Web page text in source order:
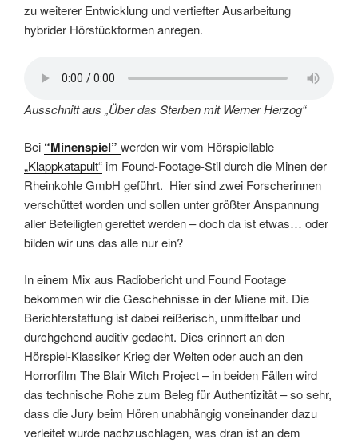
zu weiterer Entwicklung und vertiefter Ausarbeitung
hybrider Hörstückformen anregen.
Ausschnitt aus „Über das Sterben mit Werner Herzog“
Bei “Minenspiel” werden wir vom Hörspiellable
„Klappkatapult“ im Found-Footage-Stil durch die Minen der
Rheinkohle GmbH geführt. Hier sind zwei Forscherinnen
verschüttet worden und sollen unter größter Anspannung
aller Beteiligten gerettet werden – doch da ist etwas… oder
bilden wir uns das alle nur ein?
In einem Mix aus Radiobericht und Found Footage
bekommen wir die Geschehnisse in der Miene mit. Die
Berichterstattung ist dabei reißerisch, unmittelbar und
durchgehend auditiv gedacht. Dies erinnert an den
Hörspiel-Klassiker Krieg der Welten oder auch an den
Horrorfilm The Blair Witch Project – in beiden Fällen wird
das technische Rohe zum Beleg für Authentizität – so sehr,
dass die Jury beim Hören unabhängig voneinander dazu
verleitet wurde nachzuschlagen, was dran ist an dem